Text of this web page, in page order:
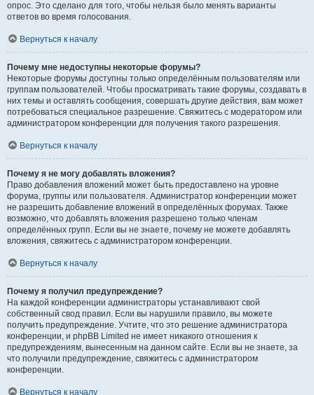
опрос. Это сделано для того, чтобы нельзя было менять варианты
ответов во время голосования.
Вернуться к началу
Почему мне недоступны некоторые форумы?
Некоторые форумы доступны только определённым пользователям или
группам пользователей. Чтобы просматривать такие форумы, создавать в
них темы и оставлять сообщения, совершать другие действия, вам может
потребоваться специальное разрешение. Свяжитесь с модератором или
администратором конференции для получения такого разрешения.
Вернуться к началу
Почему я не могу добавлять вложения?
Право добавления вложений может быть предоставлено на уровне
форума, группы или пользователя. Администратор конференции может
не разрешить добавление вложений в определённых форумах. Также
возможно, что добавлять вложения разрешено только членам
определённых групп. Если вы не знаете, почему не можете добавлять
вложения, свяжитесь с администратором конференции.
Вернуться к началу
Почему я получил предупреждение?
На каждой конференции администраторы устанавливают свой
собственный свод правил. Если вы нарушили правило, вы можете
получить предупреждение. Учтите, что это решение администратора
конференции, и phpBB Limited не имеет никакого отношения к
предупреждениям, вынесенным на данном сайте. Если вы не знаете, за
что получили предупреждение, свяжитесь с администратором
конференции.
Вернуться к началу